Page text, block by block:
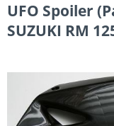
UFO Spoiler
SUZUKI RM